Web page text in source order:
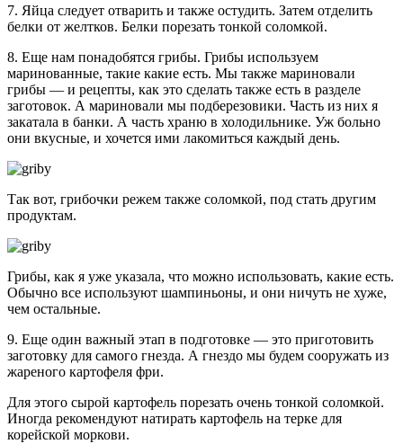
7. Яйца следует отварить и также остудить. Затем отделить
белки от желтков. Белки порезать тонкой соломкой.
8. Еще нам понадобятся грибы. Грибы используем
маринованные, такие какие есть. Мы также мариновали
грибы — и рецепты, как это сделать также есть в разделе
заготовок. А мариновали мы подберезовики. Часть из них я
закатала в банки. А часть храню в холодильнике. Уж больно
они вкусные, и хочется ими лакомиться каждый день.
Так вот, грибочки режем также соломкой, под стать другим
продуктам.
Грибы, как я уже указала, что можно использовать, какие есть.
Обычно все используют шампиньоны, и они ничуть не хуже,
чем остальные.
9. Еще один важный этап в подготовке — это приготовить
заготовку для самого гнезда. А гнездо мы будем сооружать из
жареного картофеля фри.
Для этого сырой картофель порезать очень тонкой соломкой.
Иногда рекомендуют натирать картофель на терке для
корейской моркови.